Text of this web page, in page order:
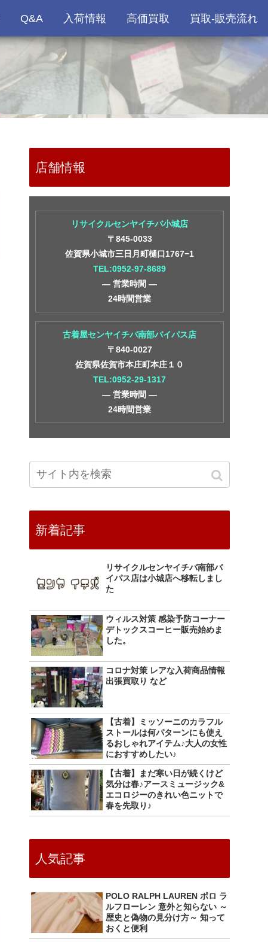
店舗情報
リサイクルセンヤイチバ小城店
〒845-0033
佐賀県小城市三日月町樋口1767−1
TEL:0952-97-8689
― 営業時間 ―
24時間営業
古着屋センヤイチバ南部バイパス店
〒840-0027
佐賀県佐賀市本庄町本庄１０
TEL:0952-29-1317
― 営業時間 ―
24時間営業
新着記事
リサイクルセンヤイチバ南部バ
イパス店は小城店へ移転しまし
た
ウィルス対策 感染予防コーナー
デトックスコーヒー販売始めま
した。
コロナ対策 レアな入荷商品情報
出張買取り など
【古着】ミッソーニのカラフル
ストールは何パターンにも使え
るおしゃれアイテム♪大人の女性
におすすめしたい♪
【古着】まだ寒い日が続くけど
気分は春♪アースミュージック&
エコロジーのきれい色ニットで
春を先取り♪
人気記事
POLO RALPH LAUREN ポロ ラ
ルフローレン 意外と知らない ～
歴史と偽物の見分け方～ 知って
おくと便利
Q&A 入荷情報 高価買取 買取-販売流れ